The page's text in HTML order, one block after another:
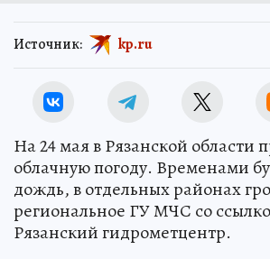
Источник: kp.ru
На 24 мая в Рязанской области
облачную погоду. Временами
дождь, в отдельных районах
региональное ГУ МЧС со
Рязанский гидрометцентр.